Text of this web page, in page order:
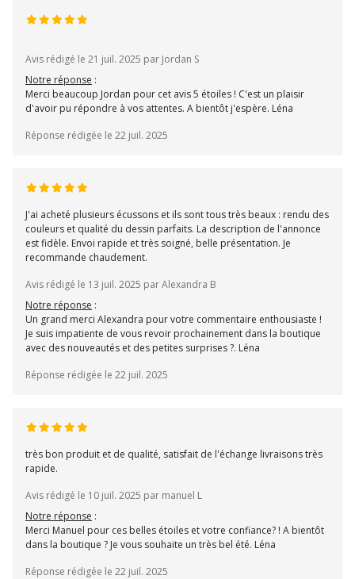
Avis rédigé le 21 juil. 2025 par Jordan S
Notre réponse :
Merci beaucoup Jordan pour cet avis 5 étoiles ! C'est un plaisir
d'avoir pu répondre à vos attentes. A bientôt j'espère. Léna
Réponse rédigée le 22 juil. 2025
J'ai acheté plusieurs écussons et ils sont tous très beaux : rendu des
couleurs et qualité du dessin parfaits. La description de l'annonce
est fidèle. Envoi rapide et très soigné, belle présentation. Je
recommande chaudement.
Avis rédigé le 13 juil. 2025 par Alexandra B
Notre réponse :
Un grand merci Alexandra pour votre commentaire enthousiaste !
Je suis impatiente de vous revoir prochainement dans la boutique
avec des nouveautés et des petites surprises ?. Léna
Réponse rédigée le 22 juil. 2025
très bon produit et de qualité, satisfait de l'échange livraisons très
rapide.
Avis rédigé le 10 juil. 2025 par manuel L
Notre réponse :
Merci Manuel pour ces belles étoiles et votre confiance? ! A bientôt
dans la boutique ? Je vous souhaite un très bel été. Léna
Réponse rédigée le 22 juil. 2025